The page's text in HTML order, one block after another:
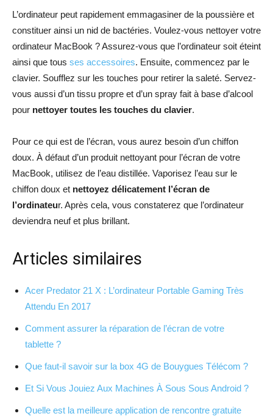
L’ordinateur peut rapidement emmagasiner de la poussière et
constituer ainsi un nid de bactéries. Voulez-vous nettoyer votre
ordinateur MacBook ? Assurez-vous que l’ordinateur soit éteint
ainsi que tous ses accessoires. Ensuite, commencez par le
clavier. Soufflez sur les touches pour retirer la saleté. Servez-
vous aussi d’un tissu propre et d’un spray fait à base d’alcool
pour nettoyer toutes les touches du clavier.
Pour ce qui est de l’écran, vous aurez besoin d’un chiffon
doux. À défaut d’un produit nettoyant pour l’écran de votre
MacBook, utilisez de l’eau distillée. Vaporisez l’eau sur le
chiffon doux et nettoyez délicatement l’écran de
l’ordinateur. Après cela, vous constaterez que l’ordinateur
deviendra neuf et plus brillant.
Articles similaires
Acer Predator 21 X : L’ordinateur Portable Gaming Très
Attendu En 2017
Comment assurer la réparation de l’écran de votre
tablette ?
Que faut-il savoir sur la box 4G de Bouygues Télécom ?
Et Si Vous Jouiez Aux Machines À Sous Sous Android ?
Quelle est la meilleure application de rencontre gratuite